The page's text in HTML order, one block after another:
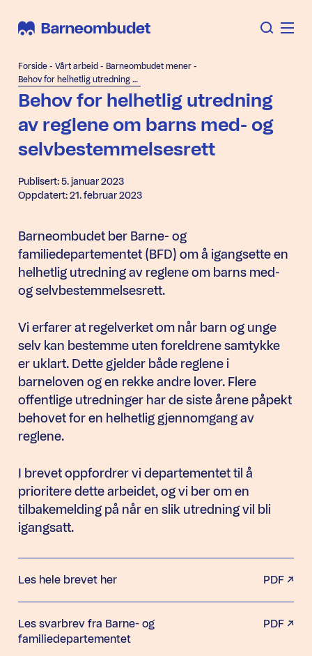
Forside - Vårt arbeid - Barneombudet mener -
Behov for helhetlig utredning av reglene om barns med- og selvbestemmelsesrett
Behov for helhetlig utredning
av reglene om barns med- og
selvbestemmelsesrett
Publisert: 5. januar 2023
Oppdatert: 21. februar 2023
Barneombudet ber Barne- og
familiedepartementet (BFD) om å igangsette en
helhetlig utredning av reglene om barns med-
og selvbestemmelsesrett.
Vi erfarer at regelverket om når barn og unge
selv kan bestemme uten foreldrene samtykke
er uklart. Dette gjelder både reglene i
barneloven og en rekke andre lover. Flere
offentlige utredninger har de siste årene påpekt
behovet for en helhetlig gjennomgang av
reglene.
I brevet oppfordrer vi departementet til å
prioritere dette arbeidet, og vi ber om en
tilbakemelding på når en slik utredning vil bli
igangsatt.
Les hele brevet her PDF
Les svarbrev fra Barne- og
familiedepartementet
PDF